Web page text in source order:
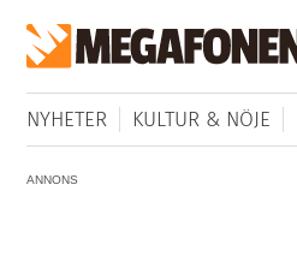
NYHETER KULTUR & NÖJE
ANNONS